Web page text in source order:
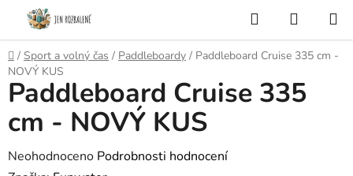
Přejít
obsah
Hledat
KOŠÍK
Domů
/ Sport a volný čas / Paddleboardy / Paddleboard Cruise 335 cm -
NOVÝ KUS
Paddleboard Cruise 335
cm - NOVÝ KUS
Průměrné
Neohodnoceno Podrobnosti hodnocení